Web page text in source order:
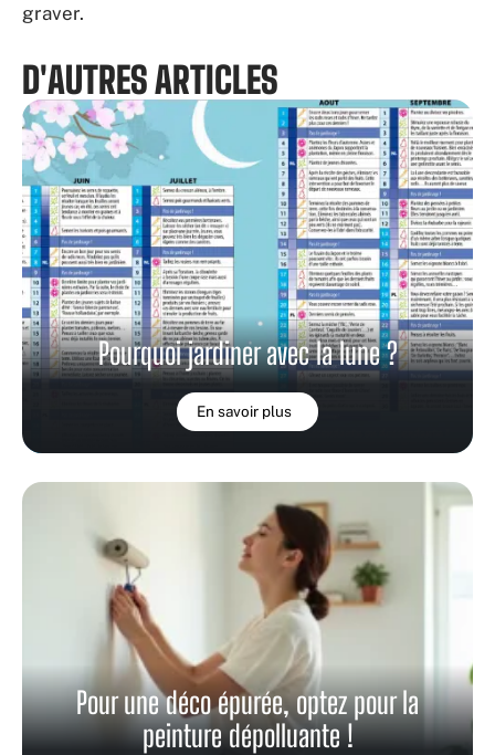
graver.
D'AUTRES ARTICLES
Pourquoi jardiner avec la lune ?
En savoir plus
Pour une déco épurée, optez pour la
peinture dépolluante !